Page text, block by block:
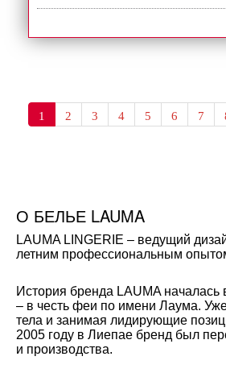
1 2 3 4 5 6 7
О БЕЛЬЕ LAUMA
LAUMA LINGERIE – ведущий
летним профессиональным
История бренда LAUMA
– в честь феи по имени Лаума.
тела и занимая лидирующие
2005 году в Лиепае бренд был
и производства.